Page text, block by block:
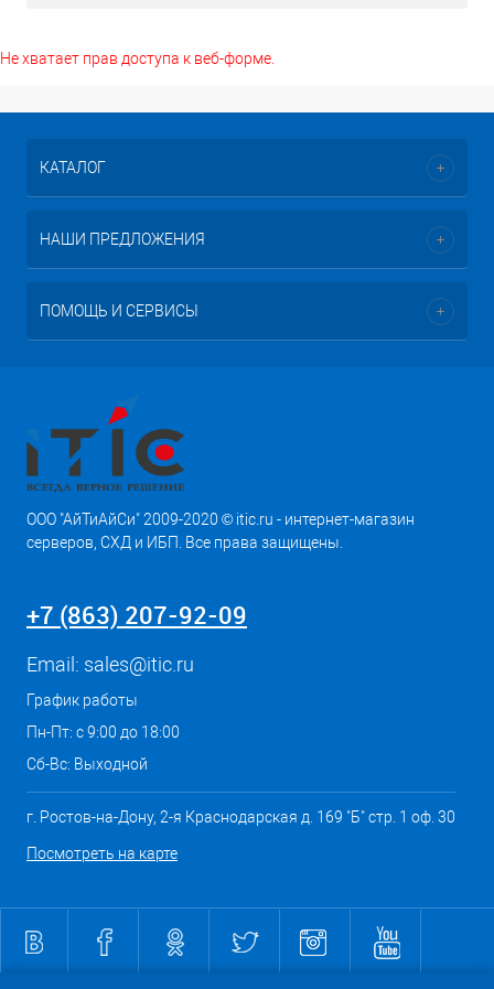
Не хватает прав доступа к веб-форме.
КАТАЛОГ
НАШИ ПРЕДЛОЖЕНИЯ
ПОМОЩЬ И СЕРВИСЫ
ООО "АйТиАйСи" 2009-2020 © itic.ru - интернет-магазин
серверов, СХД и ИБП. Все права защищены.
+7 (863) 207-92-09
Email: sales@itic.ru
График работы
Пн-Пт: с 9:00 до 18:00
Сб-Вс: Выходной
г. Ростов-на-Дону, 2-я Краснодарская д. 169 "Б" стр. 1 оф. 30
Посмотреть на карте